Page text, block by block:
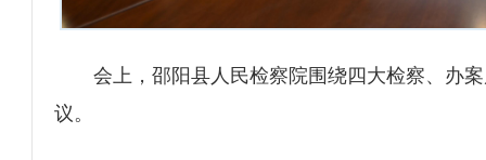
会上，邵阳县人民检察院围绕四大检察、办
议。